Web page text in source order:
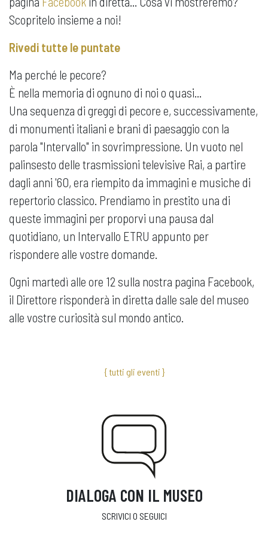
Scopritelo insieme a noi!
Rivedi tutte le puntate
Ma perché le pecore?
È nella memoria di ognuno di noi o quasi...
Una sequenza di greggi di pecore e, successivamente,
di monumenti italiani e brani di paesaggio con la
parola "Intervallo" in sovrimpressione. Un vuoto nel
palinsesto delle trasmissioni televisive Rai, a partire
dagli anni '60, era riempito da immagini e musiche di
repertorio classico. Prendiamo in prestito una di
queste immagini per proporvi una pausa dal
quotidiano, un Intervallo ETRU appunto per
rispondere alle vostre domande.
Ogni martedì alle ore 12 sulla nostra pagina Facebook,
il Direttore risponderà in diretta dalle sale del museo
alle vostre curiosità sul mondo antico.
{ tutti gli eventi }
DIALOGA CON IL MUSEO
SCRIVICI O SEGUICI